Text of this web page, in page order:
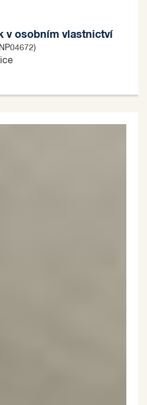
v osobním vlastnictví